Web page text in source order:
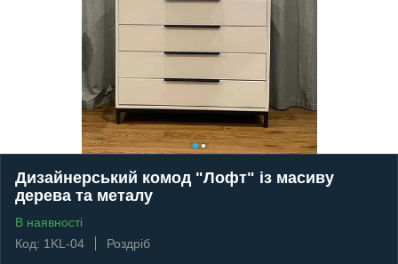
Дизайнерський комод "Лофт" із масиву
дерева та металу
В наявності
Код: 1KL-04
Роздріб